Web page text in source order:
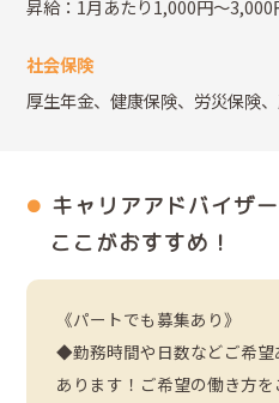
昇給：1月あたり1,000円～3,000
社会保険
厚生年金、健康保険、労災保険
キャリアアドバイザ
ここがおすすめ！
《パートでも募集あり》
◆勤務時間や日数などご希望
あります！ご希望の働き方を